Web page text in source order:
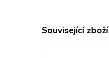
Související zboží